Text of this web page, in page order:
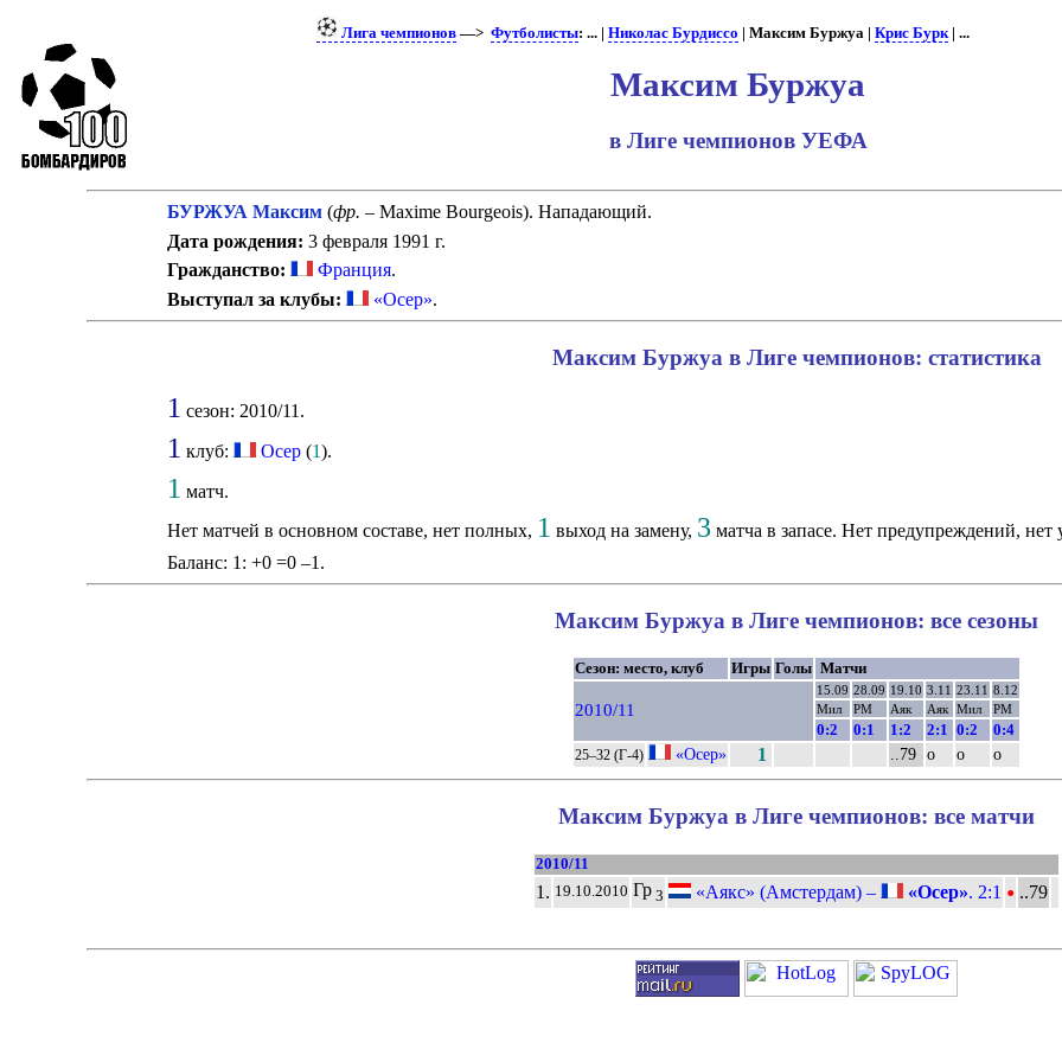
Лига чемпионов—> Футболисты: ... | Николас Бурдиссо | Максим Буржуа | Крис Бурк| ...
Максим Буржуа
в Лиге чемпионов УЕФА
БУРЖУА Максим(фр. – Maxime Bourgeois). Нападающий.
Дата рождения: 3 февраля 1991 г.
Гражданство:
Франция.
Выступал за клубы:
«Осер».
Максим Буржуа в Лиге чемпионов: статистика
1 сезон: 2010/11.
1 клуб: Осер(1).
1 матч.
Нет матчей в основном составе, нет полных, 1 выход на замену, 3 матча в запасе. Нет предупреждений, нет
Баланс: 1: +0 =0 –1.
Максим Буржуа в Лиге чемпионов: все сезоны
Сезон: место, клуб Игры Голы Матчи
2010/11
15.09 28.09 19.10 3.11 23.11 8.12
Мил
РМ Аяк Аяк Мил РМ
0:2 0:1 1:2 2:1 0:2 0:4
25–32 (Г-4) «Осер» 1 ..79 о о о
Максим Буржуа в Лиге чемпионов: все матчи
2010/11
1. 19.10.2010 Гр 3 «Аякс» (Амстердам) – «Осер». 2:1 • ..79